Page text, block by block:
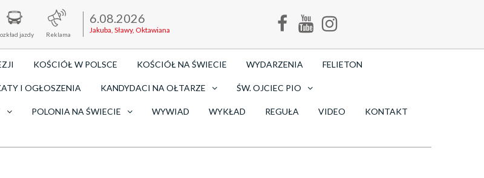
jazdy Reklama
6.08.2026
Jakuba, Sławy, Oktawiana
KOŚCIÓŁ W POLSCE KOŚCIÓŁ NA ŚWIECIE WYDARZENIA FELIETON
I OGŁOSZENIA KANDYDACI NA OŁTARZE ŚW. OJCIEC PIO
POLONIA NA ŚWIECIE WYWIAD WYKŁAD REGUŁA VIDEO KONTAKT